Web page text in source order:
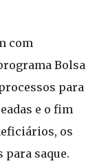
com
Bolsa
para
e o fim
os
para saque.